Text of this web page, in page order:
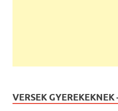
VERSEK GYEREKEKNEK